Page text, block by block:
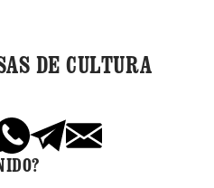
DE CULTURA